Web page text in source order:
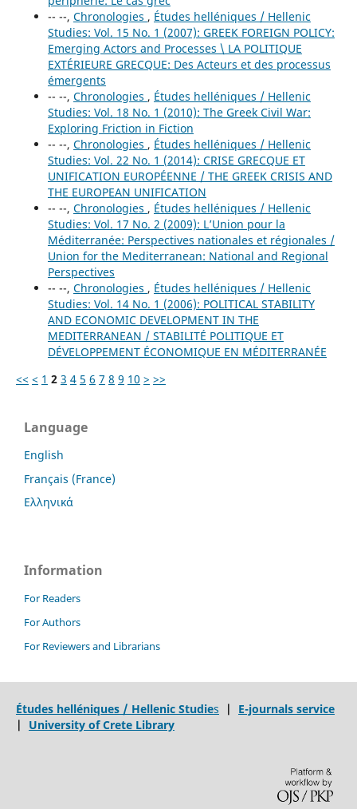
-- --, Chronologies , Études helléniques / Hellenic
Studies: Vol. 15 No. 1 (2007): GREEK FOREIGN POLICY:
Emerging Actors and Processes \ LA POLITIQUE
EXTÉRIEURE GRECQUE: Des Acteurs et des processus
émergents
-- --, Chronologies , Études helléniques / Hellenic
Studies: Vol. 18 No. 1 (2010): The Greek Civil War:
Exploring Friction in Fiction
-- --, Chronologies , Études helléniques / Hellenic
Studies: Vol. 22 No. 1 (2014): CRISE GRECQUE ET
UNIFICATION EUROPÉENNE / THE GREEK CRISIS AND
THE EUROPEAN UNIFICATION
-- --, Chronologies , Études helléniques / Hellenic
Studies: Vol. 17 No. 2 (2009): L’Union pour la
Méditerranée: Perspectives nationales et régionales /
Union for the Mediterranean: National and Regional
Perspectives
-- --, Chronologies , Études helléniques / Hellenic
Studies: Vol. 14 No. 1 (2006): POLITICAL STABILITY
AND ECONOMIC DEVELOPMENT IN THE
MEDITERRANEAN / STABILITÉ POLITIQUE ET
DÉVELOPPEMENT ÉCONOMIQUE EN MÉDITERRANÉE
<< < 1 2 3 4 5 6 7 8 9 10 > >>
Language
English
Français (France)
Ελληνικά
Information
For Readers
For Authors
For Reviewers and Librarians
Études helléniques / Hellenic Studies | E-journals service
| University of Crete Library